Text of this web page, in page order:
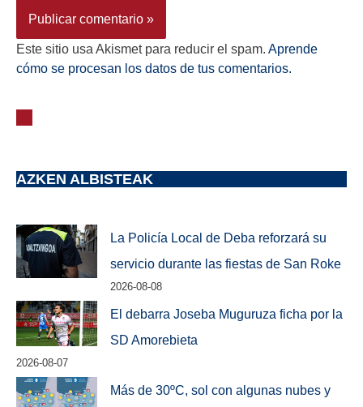
Este sitio usa Akismet para reducir el spam. Aprende
cómo se procesan los datos de tus comentarios.
AZKEN ALBISTEAK
La Policía Local de Deba reforzará su
servicio durante las fiestas de San Roke
2026-08-08
El debarra Joseba Muguruza ficha por la
SD Amorebieta
2026-08-07
Más de 30ºC, sol con algunas nubes y